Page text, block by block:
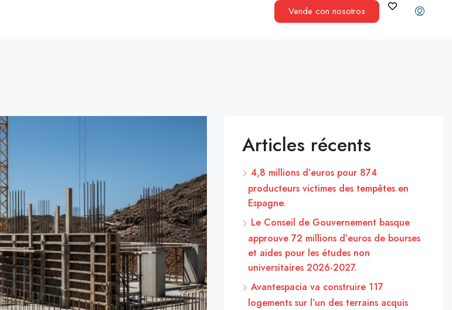
Vende con nosotros
Articles récents
4,8 millions d’euros pour 874
producteurs victimes des tempêtes en
Espagne.
Le Conseil de Gouvernement basque
approuve 72 millions d’euros de bourses
et aides pour les études non
universitaires 2026-2027.
Avantespacia va construire 117
logements sur l’un des terrains acquis